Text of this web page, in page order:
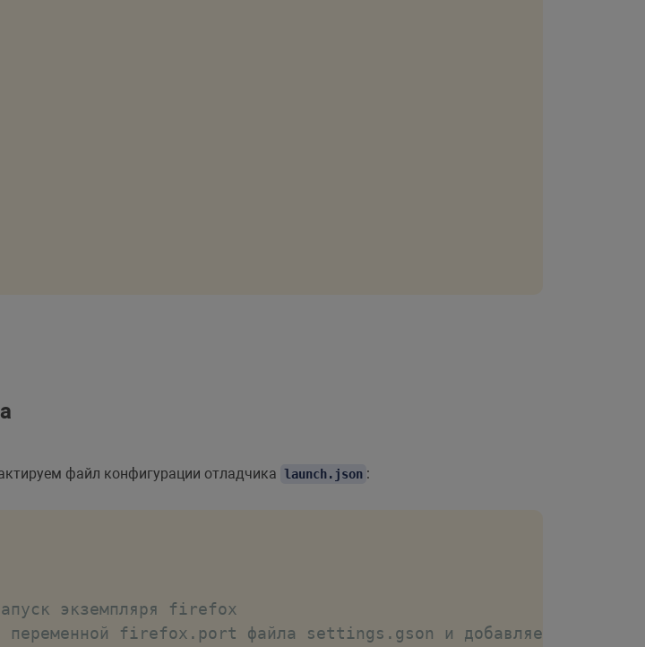
файл конфигурации отладчика launch.json :
экземпляря firefox
firefox.port файла settings.gson и добавляем свой